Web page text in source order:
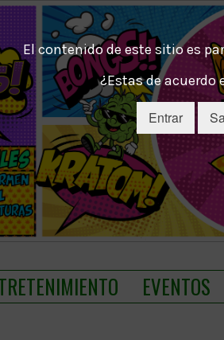
El contenido de este sitio es
¿Estas de acuerdo
Entrar
EVENTOS